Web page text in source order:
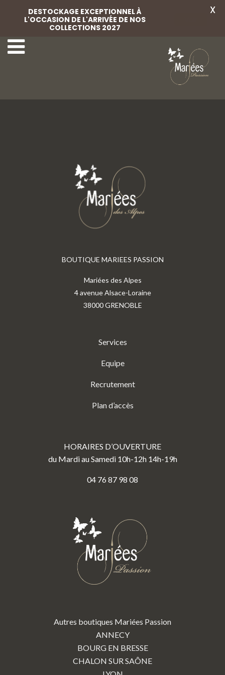
63-Marylise
BOUTIQUE MARIEES PASSION
Mariées des Alpes
4 avenue Alsace-Loraine
38000 GRENOBLE
Services
Equipe
Recrutement
Plan d’accès
HORAIRES D’OUVERTURE
du Mardi au Samedi 10h-12h 14h-19h
04 76 87 98 08
Autres boutiques Mariées Passion
ANNECY
BOURG EN BRESSE
CHALON SUR SAÔNE
DESTOCKAGE EXCEPTIONNEL À
L'OCCASION DE L'ARRIVÉE DE NOS
COLLECTIONS 2027
X